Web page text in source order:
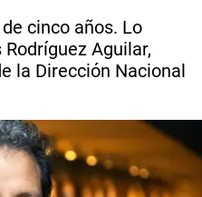
cinco años. Lo
Aguilar,
la Dirección Nacional